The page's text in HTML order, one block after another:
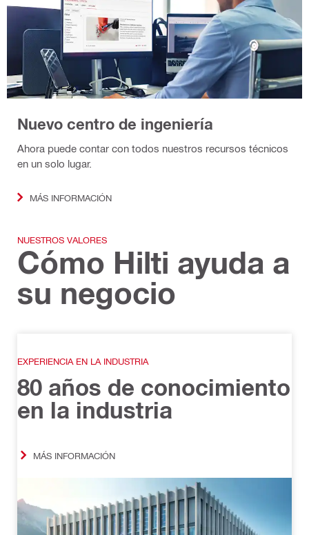
Nuevo centro de ingeniería
Ahora puede contar con todos nuestros recursos técnicos
en un solo lugar.
MÁS INFORMACIÓN
NUESTROS VALORES
Cómo Hilti ayuda a
su negocio
EXPERIENCIA EN LA INDUSTRIA
80 años de conocimiento
en la industria
MÁS INFORMACIÓN